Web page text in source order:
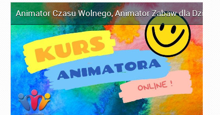
Animator Czasu Wolnego,Animator Zabaw dla Dzieci